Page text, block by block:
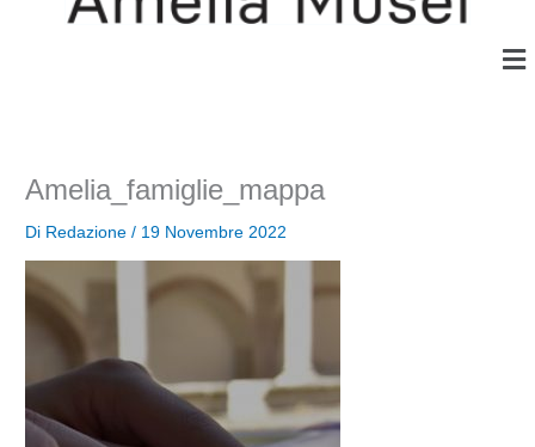
Amelia_famiglie_mappa
Di Redazione/ 19 Novembre 2022